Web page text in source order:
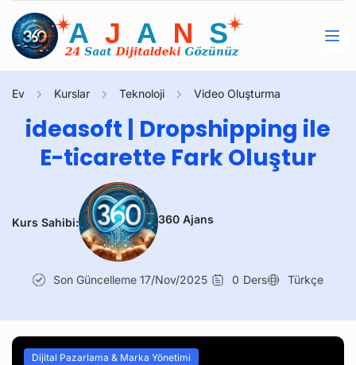
Ev Kurslar Teknoloji Video Oluşturma
ideasoft | Dropshipping ile
E-ticarette Fark Oluştur
Kurs Sahibi: 360 Ajans
Son Güncelleme 17/Nov/2025 0 Ders Türkçe
Dijital Pazarlama & Marka Yönetimi